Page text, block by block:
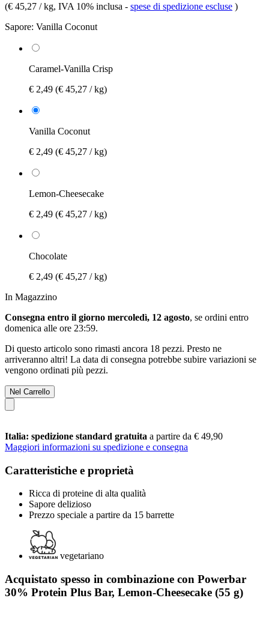
(€ 45,27 / kg, IVA 10% inclusa - spese di spedizione escluse )
Sapore: Vanilla Coconut
Caramel-Vanilla Crisp
€ 2,49 (€ 45,27 / kg)
Vanilla Coconut
€ 2,49 (€ 45,27 / kg)
Lemon-Cheesecake
€ 2,49 (€ 45,27 / kg)
Chocolate
€ 2,49 (€ 45,27 / kg)
In Magazzino
Consegna entro il giorno mercoledì, 12 agosto, se ordini entro
domenica alle ore 23:59.
Di questo articolo sono rimasti ancora 18 pezzi. Presto ne
arriveranno altri! La data di consegna potrebbe subire variazioni se
vengono ordinati più pezzi.
Nel Carrello
Italia: spedizione standard gratuita a partire da € 49,90
Maggiori informazioni su spedizione e consegna
Caratteristiche e proprietà
Ricca di proteine di alta qualità
Sapore delizioso
Prezzo speciale a partire da 15 barrette
vegetariano
Acquistato spesso in combinazione con Powerbar
30% Protein Plus Bar, Lemon-Cheesecake (55 g)